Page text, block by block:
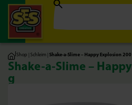
|Shop | Schleim |Shake-a-Slime – Happy Explosion 200
Shake-a-Slime –
g